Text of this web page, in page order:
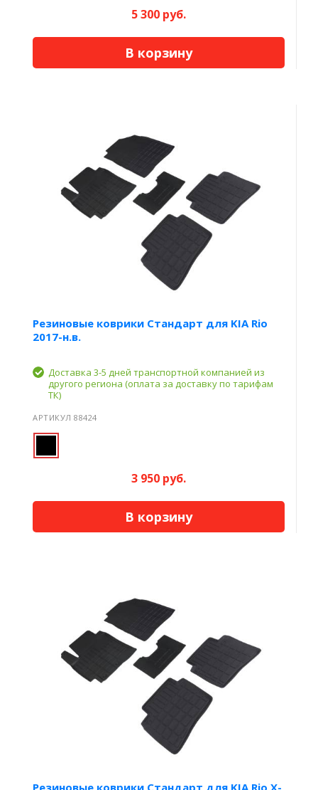
5 300 руб.
В корзину
Резиновые коврики Стандарт для KIA Rio
2017-н.в.
Доставка 3-5 дней транспортной компанией из
другого региона (оплата за доставку по тарифам
ТК)
АРТИКУЛ 88424
3 950 руб.
В корзину
Резиновые коврики Стандарт для KIA Rio X-